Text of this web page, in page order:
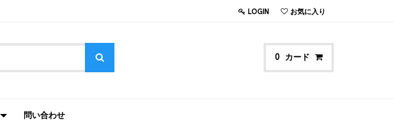
LOGIN お気に入り
0 カード
問い合わせ